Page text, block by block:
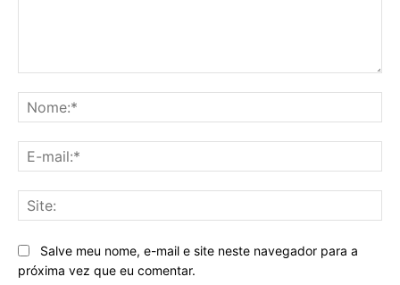
Salve meu nome, e-mail e site neste navegador para a
próxima vez que eu comentar.